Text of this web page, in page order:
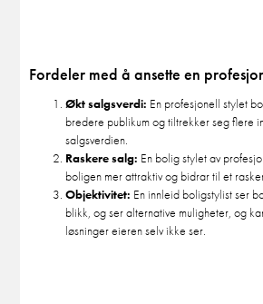
Fordeler med å ansette en
Økt salgsverdi: En profesjonell stylet
bredere publikum og tiltrekker seg flere
salgsverdien.
Raskere salg: En bolig stylet av
boligen mer attraktiv og bidrar til et
Objektivitet: En innleid boligstylist ser
blikk, og ser alternative muligheter, og
løsninger eieren selv ikke ser.